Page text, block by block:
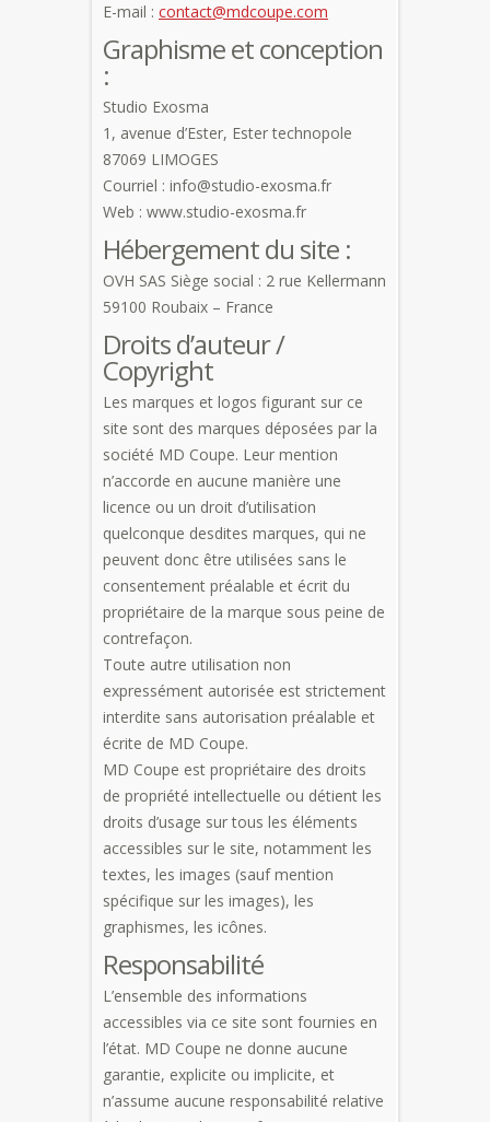
E-mail : contact@mdcoupe.com
Graphisme et conception
:
Studio Exosma
1, avenue d’Ester, Ester technopole
87069 LIMOGES
Courriel : info@studio-exosma.fr
Web : www.studio-exosma.fr
Hébergement du site :
OVH SAS Siège social : 2 rue Kellermann
59100 Roubaix – France
Droits d’auteur /
Copyright
Les marques et logos figurant sur ce
site sont des marques déposées par la
société MD Coupe. Leur mention
n’accorde en aucune manière une
licence ou un droit d’utilisation
quelconque desdites marques, qui ne
peuvent donc être utilisées sans le
consentement préalable et écrit du
propriétaire de la marque sous peine de
contrefaçon.
Toute autre utilisation non
expressément autorisée est strictement
interdite sans autorisation préalable et
écrite de MD Coupe.
MD Coupe est propriétaire des droits
de propriété intellectuelle ou détient les
droits d’usage sur tous les éléments
accessibles sur le site, notamment les
textes, les images (sauf mention
spécifique sur les images), les
graphismes, les icônes.
Responsabilité
L’ensemble des informations
accessibles via ce site sont fournies en
l’état. MD Coupe ne donne aucune
garantie, explicite ou implicite, et
n’assume aucune responsabilité relative